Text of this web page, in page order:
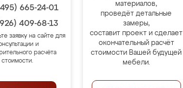
665-24-01
409-68-13
заявку на сайте для
и
расчёта
стоимости.
материалов,
проведёт детальные
замеры,
составит проект и сделает
окончательный расчёт
стоимости Вашей будущей
мебели.